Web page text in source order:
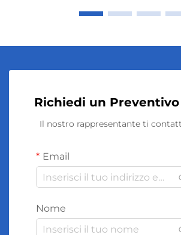
Richiedi un
Il nostro rappresentante ti
Email
Nome